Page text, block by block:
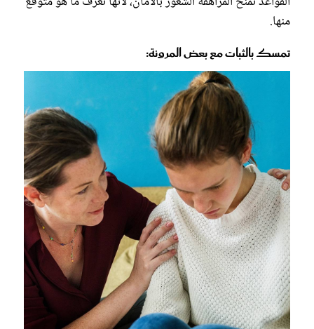
منها.
تمسك بالثبات مع بعض المرونة: